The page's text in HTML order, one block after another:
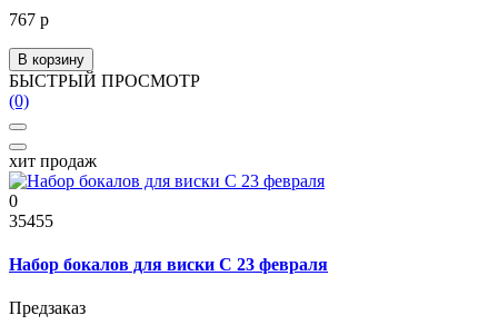
767 р
В корзину
БЫСТРЫЙ ПРОСМОТР
(0)
хит продаж
0
35455
Набор бокалов для виски С 23 февраля
Предзаказ